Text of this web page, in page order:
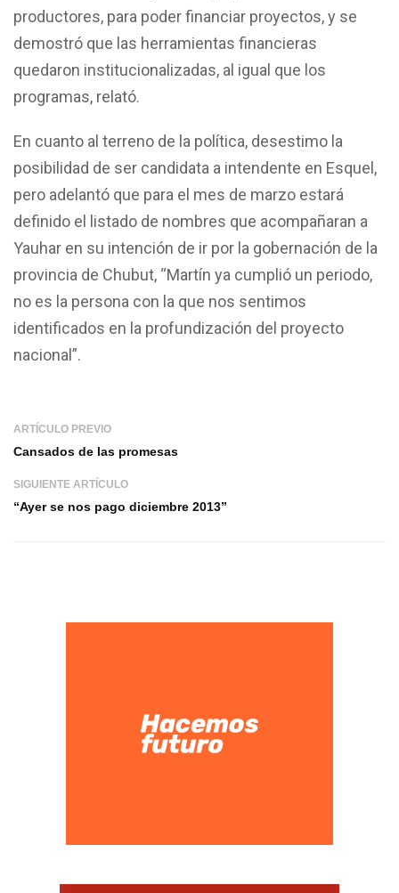
productores, para poder financiar proyectos, y se
demostró que las herramientas financieras
quedaron institucionalizadas, al igual que los
programas, relató.
En cuanto al terreno de la política, desestimo la
posibilidad de ser candidata a intendente en Esquel,
pero adelantó que para el mes de marzo estará
definido el listado de nombres que acompañaran a
Yauhar en su intención de ir por la gobernación de la
provincia de Chubut, “Martín ya cumplió un periodo,
no es la persona con la que nos sentimos
identificados en la profundización del proyecto
nacional”.
ARTÍCULO PREVIO
Cansados de las promesas
SIGUIENTE ARTÍCULO
“Ayer se nos pago diciembre 2013”